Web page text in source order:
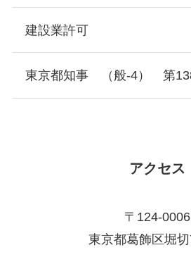
建設業許可
東京都知事 （般-4） 第
アクセス
〒124-0006
東京都葛飾区堀